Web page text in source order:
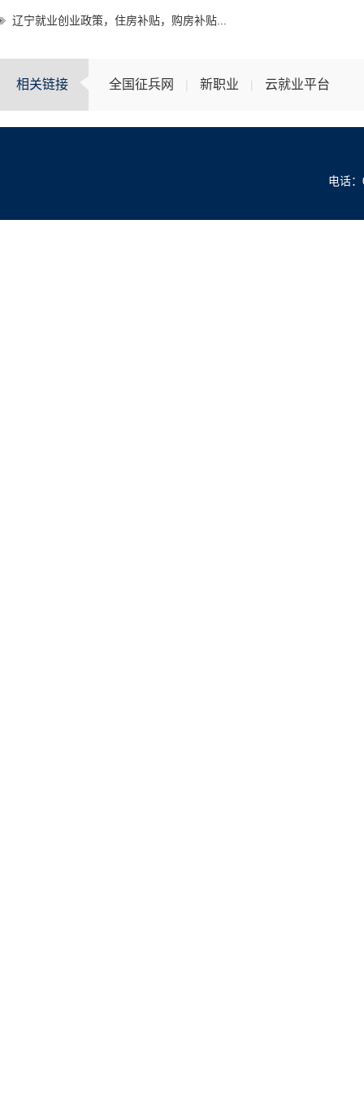
辽宁就业创业政策，住房补贴，购房补贴...
相关链接 全国征兵网 新职业 云就业平台
电话